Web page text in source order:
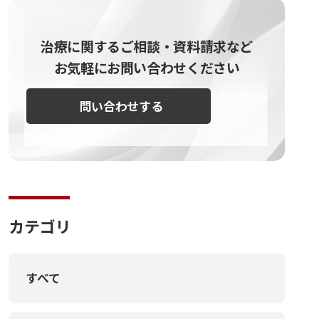
治療に関するご相談・資料請求など
お気軽にお問い合わせください
問い合わせする
カテゴリ
すべて